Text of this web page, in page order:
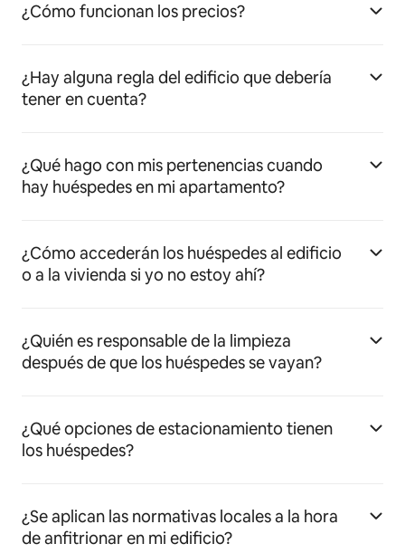
¿Cómo funcionan los precios?
¿Hay alguna regla del edificio que debería
tener en cuenta?
¿Qué hago con mis pertenencias cuando
hay huéspedes en mi apartamento?
¿Cómo accederán los huéspedes al edificio
o a la vivienda si yo no estoy ahí?
¿Quién es responsable de la limpieza
después de que los huéspedes se vayan?
¿Qué opciones de estacionamiento tienen
los huéspedes?
¿Se aplican las normativas locales a la hora
de anfitrionar en mi edificio?